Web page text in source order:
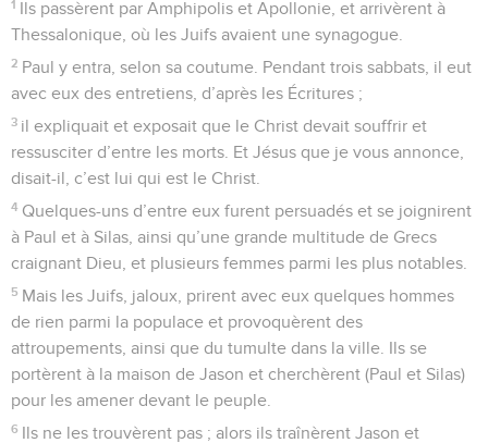
1 Ils passèrent par Amphipolis et Apollonie, et arrivèrent à
Thessalonique, où les Juifs avaient une synagogue.
2 Paul y entra, selon sa coutume. Pendant trois sabbats, il eut
avec eux des entretiens, d’après les Écritures ;
3 il expliquait et exposait que le Christ devait souffrir et
ressusciter d’entre les morts. Et Jésus que je vous annonce,
disait-il, c’est lui qui est le Christ.
4 Quelques-uns d’entre eux furent persuadés et se joignirent
à Paul et à Silas, ainsi qu’une grande multitude de Grecs
craignant Dieu, et plusieurs femmes parmi les plus notables.
5 Mais les Juifs, jaloux, prirent avec eux quelques hommes
de rien parmi la populace et provoquèrent des
attroupements, ainsi que du tumulte dans la ville. Ils se
portèrent à la maison de Jason et cherchèrent (Paul et Silas)
pour les amener devant le peuple.
6 Ils ne les trouvèrent pas ; alors ils traînèrent Jason et